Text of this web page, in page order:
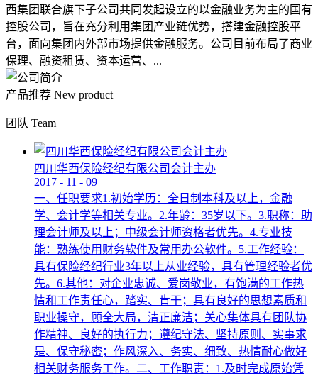
西集团联合旗下子公司共同发起设立的以金融业务为主的国有
控股公司，旨在充分利用集团产业链优势，搭建金融控股平
台，面向集团内外部市场提供金融服务。公司目前布局了商业
保理、融资租赁、资本运营、...
产品推荐 New product
团队 Team
四川华西保险经纪有限公司会计主办
2017 - 11 - 09
一、任职要求1.初始学历：全日制本科及以上，金融
学、会计学等相关专业。2.年龄：35岁以下。3.职称：助
理会计师及以上；中级会计师资格者优先。4.专业技
能：熟练使用财务软件及常用办公软件。5.工作经验：
具有保险经纪行业3年以上从业经验，具有管理经验者优
先。6.其他：对企业忠诚、爱岗敬业，有饱满的工作热
情和工作责任心，踏实、肯干；具有良好的思想素质和
职业操守，顾全大局，清正廉洁；关心集体具有团队协
作精神、良好的执行力；遵纪守法、坚持原则、实事求
是、保守秘密；作风深入、务实、细致、热情耐心做好
相关财务服务工作。二、工作职责：1.及时完成原始凭